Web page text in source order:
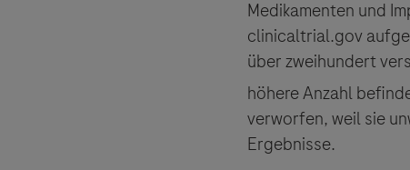
Medikamenten und
clinicaltrial.gov
über zweihundert
höhere Anzahl
verworfen, weil sie
Ergebnisse.